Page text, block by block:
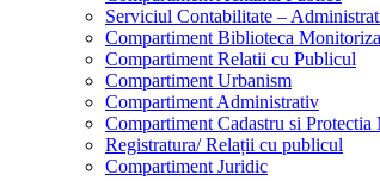
Serviciul Contabilitate –
Compartiment Biblioteca
Compartiment Relatii cu Publicul
Compartiment Urbanism
Compartiment Administrativ
Compartiment Cadastru si Protectia
Registratura/ Relații cu publicul
Compartiment Juridic